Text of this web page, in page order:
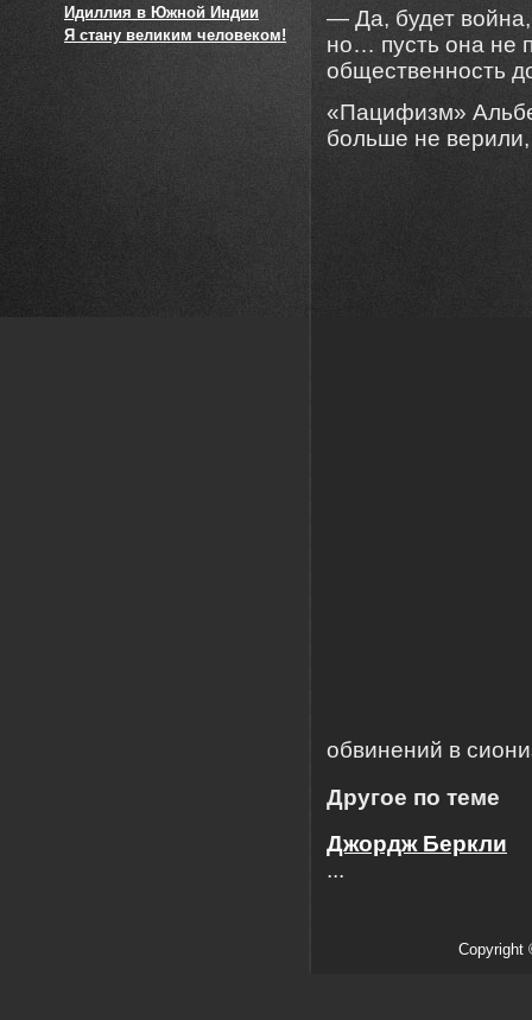
Идиллия в Южной Индии
Я стану великим человеком!
— Да, будет
но… пусть она не
общественность
«Пацифизм»
больше не
обвинений в
Другое по теме
Джордж Беркли
...
Copyright